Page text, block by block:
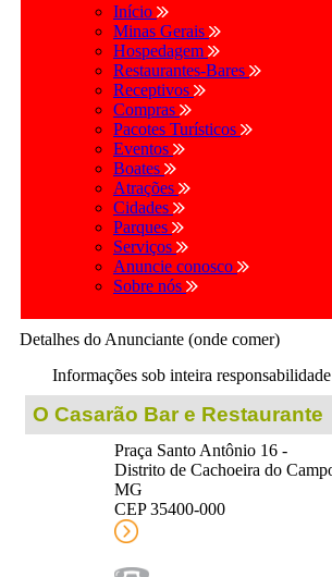
Início
Minas Gerais
Hospedagem
Restaurantes-Bares
Receptivos
Compras
Pacotes Turísticos
Eventos
Boates
Atrações
Cidades
Parques
Serviços
Anuncie conosco
Sobre nós
Detalhes do Anunciante (onde comer)
Informações sob inteira
O Casarão Bar e Restaurante
Praça Santo Antônio 16 -
Distrito de Cachoeira do
MG
CEP 35400-000